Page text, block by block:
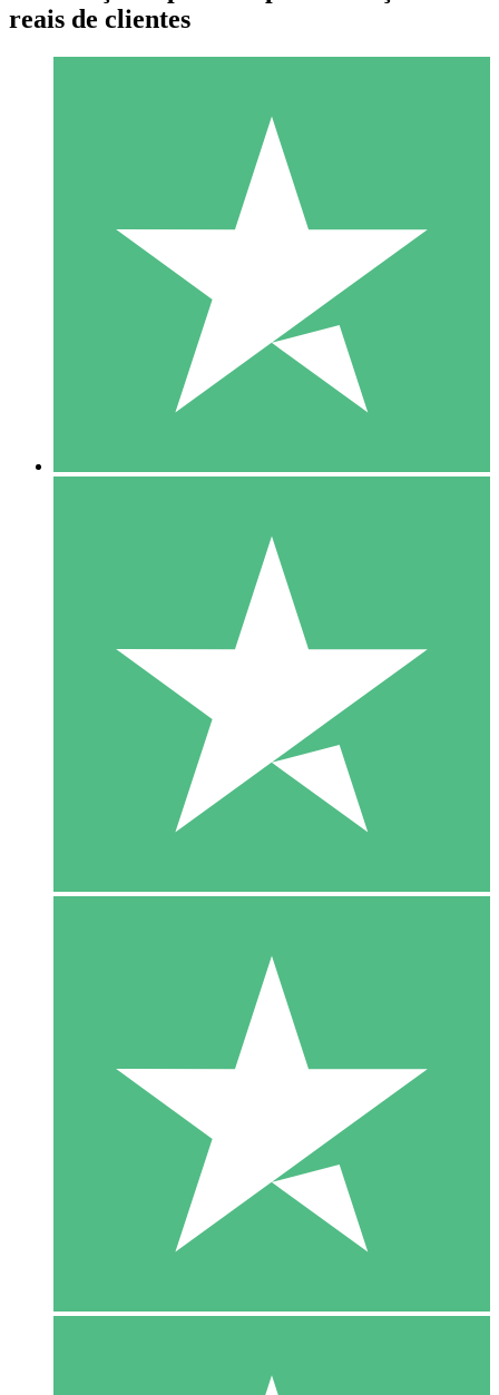
Pacotes de Créditos Individuais
Pague conforme o uso com créditos de download. Sem
1000
10 Downloads
20 00
reais de clientes